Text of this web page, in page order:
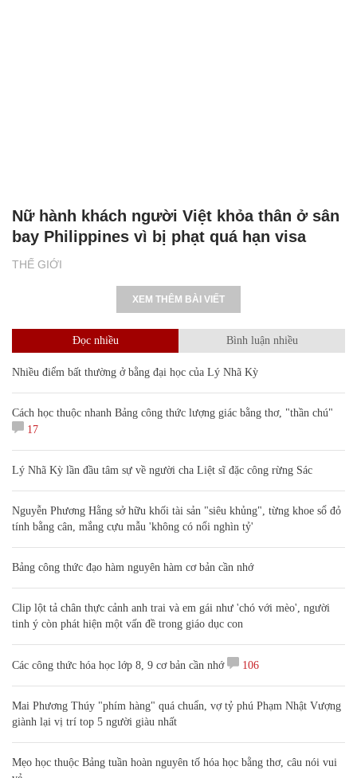
THẾ GIỚI
Nữ hành khách người Việt khỏa thân ở sân
bay Philippines vì bị phạt quá hạn visa
XEM THÊM BÀI VIẾT
Đọc nhiều Bình luận nhiều
Nhiều điểm bất thường ở bằng đại học của Lý Nhã Kỳ
Cách học thuộc nhanh Bảng công thức lượng giác bằng thơ, "thần chú"
17
Lý Nhã Kỳ lần đầu tâm sự về người cha Liệt sĩ đặc công rừng Sác
Nguyễn Phương Hằng sở hữu khối tài sản "siêu khủng", từng khoe sổ đỏ
tính bằng cân, mắng cựu mẫu 'không có nổi nghìn tỷ'
Bảng công thức đạo hàm nguyên hàm cơ bản cần nhớ
Clip lột tả chân thực cảnh anh trai và em gái như 'chó với mèo', người
tinh ý còn phát hiện một vấn đề trong giáo dục con
Các công thức hóa học lớp 8, 9 cơ bản cần nhớ 106
Mai Phương Thúy "phím hàng" quá chuẩn, vợ tỷ phú Phạm Nhật Vượng
giành lại vị trí top 5 người giàu nhất
Mẹo học thuộc Bảng tuần hoàn nguyên tố hóa học bằng thơ, câu nói vui